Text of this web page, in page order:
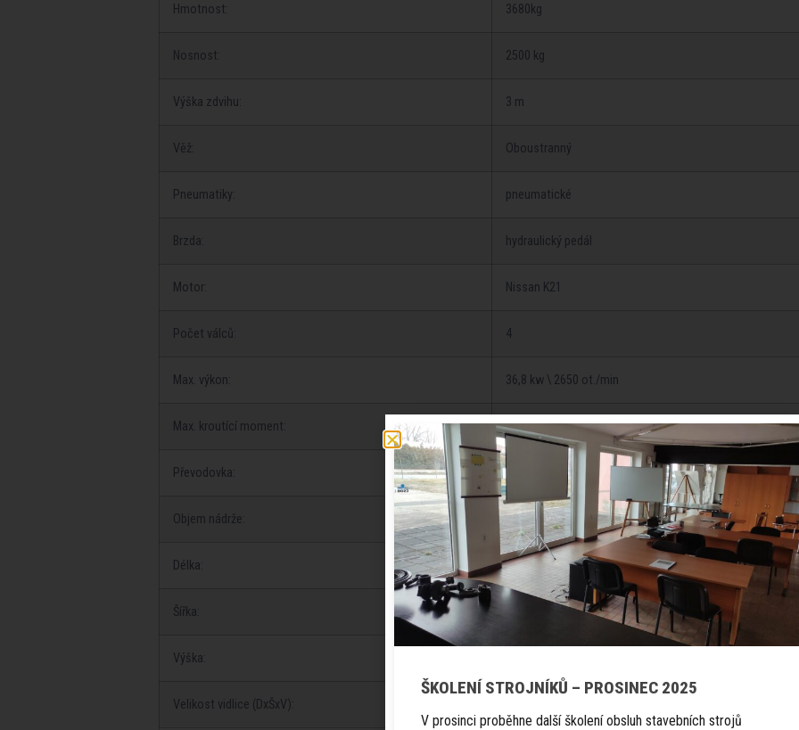
Hmotnost: 3680kg
Nosnost: 2500 kg
Výška zdvihu: 3 m
Věž: Oboustranný
Pneumatiky: pneumatické
Brzda: hydraulický pedál
Motor: Nissan K21
Počet válců: 4
Max. výkon: 36,8 kw \ 2650 ot./min
Max. kroutící moment: 160 Nm \ 1800 – 1900 ot./min
Převodovka: automatická
Objem nádrže: 60 L
Délka: 2576 mm
Šířka:
Výška:
Velikost vidlice (DxŠxV):
ŠKOLENÍ STROJNÍKŮ – PROSINEC 2025
V prosinci proběhne další školení obsluh stavebních strojů